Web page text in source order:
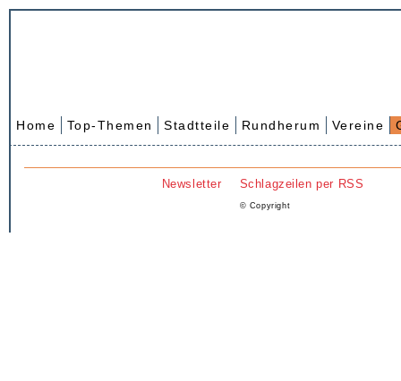
Home Top-Themen Stadtteile Rundherum Vereine
Newsletter Schlagzeilen per RSS
© Copyright